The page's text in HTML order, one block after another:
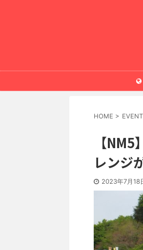
HOME > EVENT
【
レンジ
2023年7月18